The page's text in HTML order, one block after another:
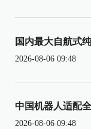
国内最大自航式
2026-08-06 09:48
中国机器人适配
2026-08-06 09:48